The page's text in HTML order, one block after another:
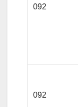
092
092